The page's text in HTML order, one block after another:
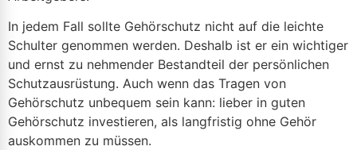
In jedem Fall sollte Gehörschutz nicht auf die leichte
Schulter genommen werden. Deshalb ist er ein wichtiger
und ernst zu nehmender Bestandteil der persönlichen
Schutzausrüstung. Auch wenn das Tragen von
Gehörschutz unbequem sein kann: lieber in guten
Gehörschutz investieren, als langfristig ohne Gehör
auskommen zu müssen.